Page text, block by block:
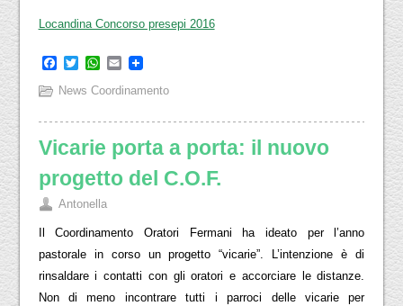
Locandina Concorso presepi 2016
Facebook
TwitterWhatsApp
Email
News Coordinamento
Vicarie porta a porta: il nuovo
progetto del C.O.F.
Antonella
Il Coordinamento Oratori Fermani ha ideato per l’anno
pastorale in corso un progetto “vicarie”. L’intenzione è di
rinsaldare i contatti con gli oratori e accorciare le distanze.
Non di meno incontrare tutti i parroci delle vicarie per